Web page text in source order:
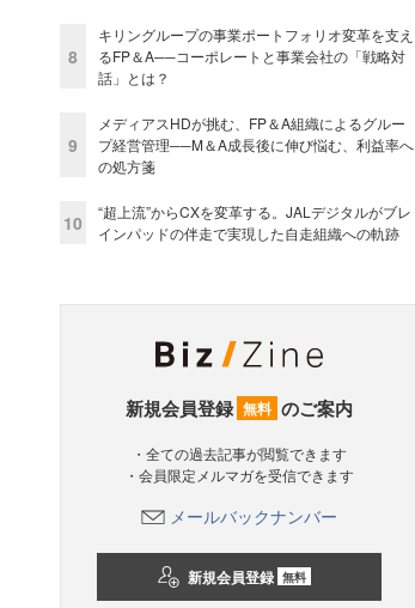
8
キリングループの事業ポートフォリオ変革を支え
るFP＆A──コーポレートと事業会社の「戦略対
話」とは？
9
メディアスHDが挑む、FP＆A組織によるグルー
プ経営管理──M＆A成長後に伸び悩む、利益率へ
の処方箋
10
“超上流”からCXを変革する。JALデジタルがブレ
インパッドの伴走で実現した自走組織への軌跡
新規会員登録 無料 のご案内
・全ての過去記事が閲覧できます
・会員限定メルマガを受信できます
メールバックナンバー
新規会員登録 無料